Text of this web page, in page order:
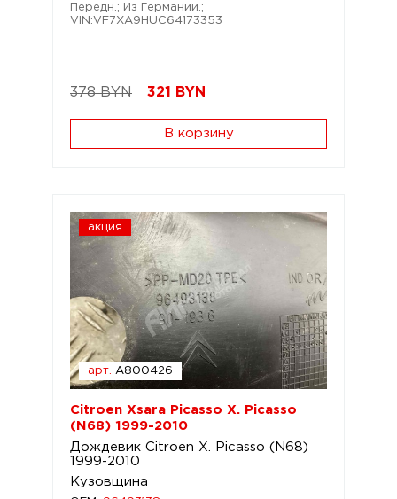
Передн.; Из Германии.;
VIN:VF7XA9HUC64173353
378 BYN 321 BYN
В корзину
акция
арт. A800426
Citroen Xsara Picasso X. Picasso
(N68) 1999-2010
Дождевик Citroen X. Picasso (N68)
1999-2010
Кузовщина